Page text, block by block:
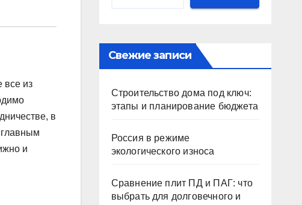
все из
в
и
Свежие записи
Строительство дома под ключ:
этапы и планирование бюджета
Россия в режиме
экологического износа
Сравнение плит ПД и ПАГ: что
выбрать для долговечного и